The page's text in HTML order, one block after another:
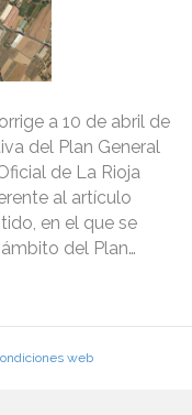
a 10 de abril de
del Plan General
de La Rioja
al artículo
en el que se
del Plan…
web